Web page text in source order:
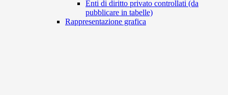
Enti di diritto privato controllati (da
pubblicare in tabelle)
Rappresentazione grafica